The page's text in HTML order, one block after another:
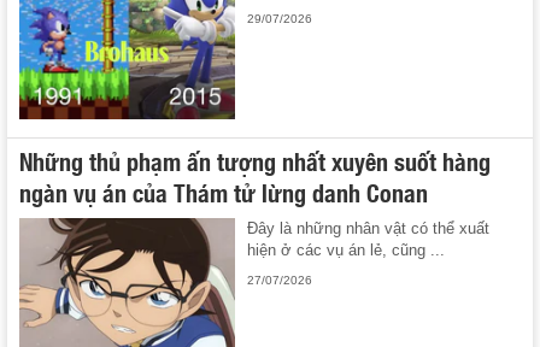
29/07/2026
Những thủ phạm ấn tượng nhất xuyên suốt hàng
ngàn vụ án của Thám tử lừng danh Conan
Đây là những nhân vật có thể xuất
hiện ở các vụ án lẻ, cũng ...
27/07/2026